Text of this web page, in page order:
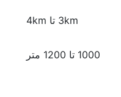
3km تا 4km
1000 تا 1200 متر